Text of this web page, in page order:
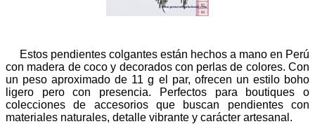
Estos pendientes colgantes están hechos a mano en Perú
con madera de coco y decorados con perlas de colores. Con
un peso aproximado de 11 g el par, ofrecen un estilo boho
ligero pero con presencia. Perfectos para boutiques o
colecciones de accesorios que buscan pendientes con
materiales naturales, detalle vibrante y carácter artesanal.